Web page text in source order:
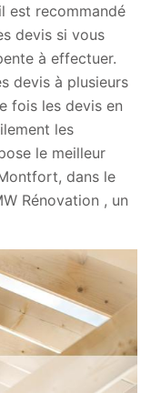
est recommandé
devis si vous
à effectuer.
devis à plusieurs
fois les devis en
les
le meilleur
dans le
Rénovation , un